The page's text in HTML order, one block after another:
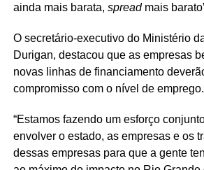
ainda mais barata, spread mais
O secretário-executivo do Ministério
Durigan, destacou que as empresas
novas linhas de financiamento
compromisso com o nível de emprego.
“Estamos fazendo um esforço
envolver o estado, as empresas e os
dessas empresas para que a gente